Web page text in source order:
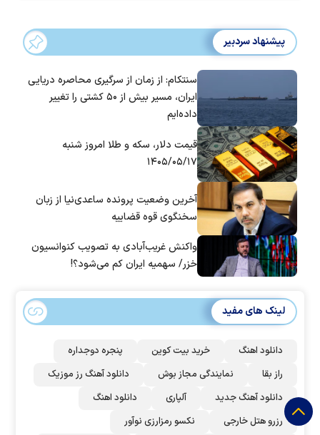
پیشنهاد سردبیر
سنتکام: از زمان از سرگیری محاصره دریایی
ایران، مسیر بیش از ۵۰ کشتی را تغییر
داده‌ایم
قیمت دلار، سکه و طلا امروز شنبه
۱۴۰۵/۰۵/۱۷
آخرین وضعیت پرونده ساعدی‌نیا از زبان
سخنگوی قوه قضاییه
واکنش غریب‌آبادی به تصویب کنوانسیون
خزر/ سهمیه ایران کم می‌شود؟!
لینک های مفید
دانلود اهنگ خرید بیت کوین
پنجره دوجداره
راز بقا
نمایندگی مجاز بوش
دانلود آهنگ رز‌ موزیک
دانلود آهنگ جدید
آلپاری
دانلود اهنگ
رزرو هتل خارجی
نکسو رمزارزی نوآور